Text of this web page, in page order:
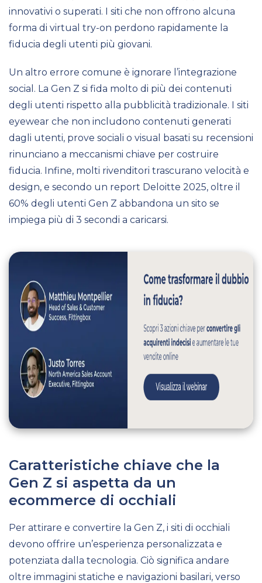
innovativi o superati. I siti che non offrono alcuna
forma di virtual try-on perdono rapidamente la
fiducia degli utenti più giovani.
Un altro errore comune è ignorare l’integrazione
social. La Gen Z si fida molto di più dei contenuti
degli utenti rispetto alla pubblicità tradizionale. I siti
eyewear che non includono contenuti generati
dagli utenti, prove sociali o visual basati su recensioni
rinunciano a meccanismi chiave per costruire
fiducia. Infine, molti rivenditori trascurano velocità e
design, e secondo un report Deloitte 2025, oltre il
60% degli utenti Gen Z abbandona un sito se
impiega più di 3 secondi a caricarsi.
Caratteristiche chiave che la
Gen Z si aspetta da un
ecommerce di occhiali
Per attirare e convertire la Gen Z, i siti di occhiali
devono offrire un’esperienza personalizzata e
potenziata dalla tecnologia. Ciò significa andare
oltre immagini statiche e navigazioni basilari, verso